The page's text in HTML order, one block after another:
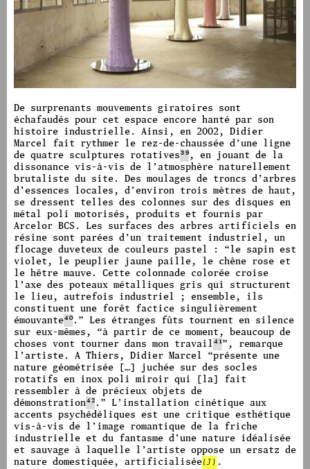
De surprenants mouvements giratoires sont
échafaudés pour cet espace encore hanté par son
histoire industrielle. Ainsi, en 2002, Didier
Marcel fait rythmer le rez-de-chaussée d’une ligne
de quatre sculptures rotatives39,en jouant de la
dissonance vis-à-vis de l’atmosphère naturellement
brutaliste du site. Des moulages de troncs d’arbres
d’essences locales, d’environ trois mètres de haut,
se dressent telles des colonnes sur des disques en
métal poli motorisés, produits et fournis par
Arcelor BCS. Les surfaces des arbres artificiels en
résine sont parées d’un traitement industriel, un
flocage duveteux de couleurs pastel : “le sapin est
violet, le peuplier jaune paille, le chêne rose et
le hêtre mauve. Cette colonnade colorée croise
l’axe des poteaux métalliques gris qui structurent
le lieu, autrefois industriel ; ensemble, ils
constituent une forêt factice singulièrement
émouvante40.” Les étranges fûts tournent en silence
sur eux-mêmes, “à partir de ce moment, beaucoup de
choses vont tourner dans mon travail41”, remarque
l’artiste. A Thiers, Didier Marcel “présente une
nature géométrisée […] juchée sur des socles
rotatifs en inox poli miroir qui [la] fait
ressembler à de précieux objets de
démonstration42.” L’installation cinétique aux
accents psychédéliques est une critique esthétique
vis-à-vis de l’image romantique de la friche
industrielle et du fantasme d’une nature idéalisée
et sauvage à laquelle l’artiste oppose un ersatz de
nature domestiquée, artificialisée(J) .